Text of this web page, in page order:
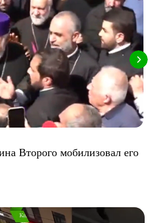
Второго мобилизовал его